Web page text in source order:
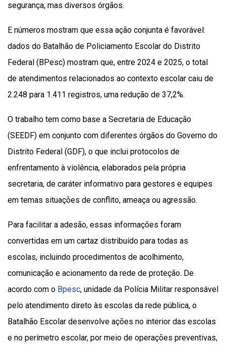
segurança, mas diversos órgãos.
E números mostram que essa ação conjunta é favorável:
dados do Batalhão de Policiamento Escolar do Distrito
Federal (BPesc) mostram que, entre 2024 e 2025, o total
de atendimentos relacionados ao contexto escolar caiu de
2.248 para 1.411 registros, uma redução de 37,2%.
O trabalho tem como base a Secretaria de Educação
(SEEDF) em conjunto com diferentes órgãos do Governo do
Distrito Federal (GDF), o que inclui protocolos de
enfrentamento à violência, elaborados pela própria
secretaria, de caráter informativo para gestores e equipes
em temas situações de conflito, ameaça ou agressão.
Para facilitar a adesão, essas informações foram
convertidas em um cartaz distribuído para todas as
escolas, incluindo procedimentos de acolhimento,
comunicação e acionamento da rede de proteção. De
acordo com o Bpesc, unidade da Polícia Militar responsável
pelo atendimento direto às escolas da rede pública, o
Batalhão Escolar desenvolve ações no interior das escolas
e no perímetro escolar, por meio de operações preventivas,